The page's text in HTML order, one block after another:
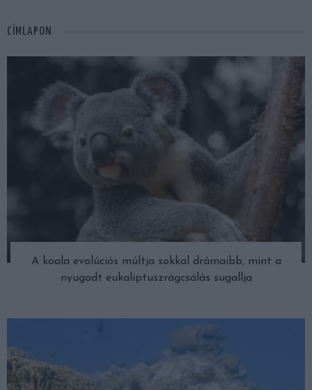
CÍMLAPON
A koala evolúciós múltja sokkal drámaibb, mint a
nyugodt eukaliptuszrágcsálás sugallja